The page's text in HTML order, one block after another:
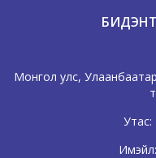
Монгол улс,
Утас:
Имэйл: